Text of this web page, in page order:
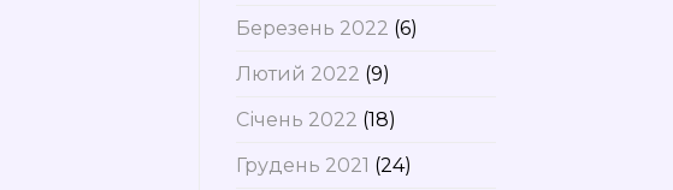
Березень 2022 (6)
Лютий 2022 (9)
Січень 2022 (18)
Грудень 2021 (24)